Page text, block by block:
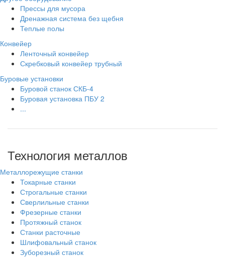
Прессы для мусора
Дренажная система без щебня
Теплые полы
Конвейер
Ленточный конвейер
Скребковый конвейер трубный
Буровые установки
Буровой станок СКБ-4
Буровая установка ПБУ 2
...
Технология металлов
Металлорежущие станки
Токарные станки
Строгальные станки
Сверлильные станки
Фрезерные станки
Протяжный станок
Станки расточные
Шлифовальный станок
Зуборезный станок